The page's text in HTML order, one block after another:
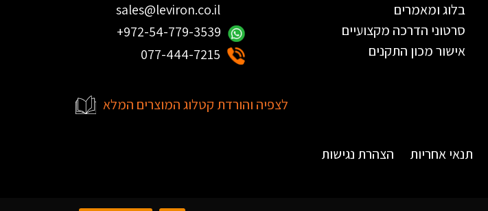
בלוג ומאמרים
סרטוני הדרכה מקצועיים
אישור מכון התקנים
sales@leviron.co.il
+972-54-779-3539
077-444-7215
לצפיה והורדת קטלוג המוצרים המלא
תנאי אחריות הצהרת נגישות